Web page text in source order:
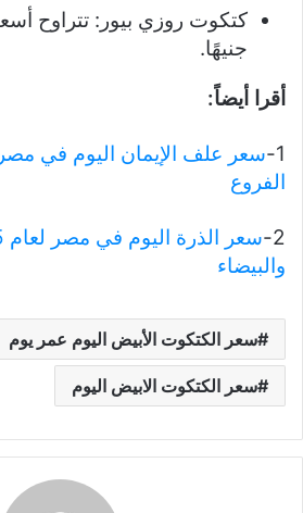
جنيهًا.
أقرا أيضاً:
1-
الفروع
2-
والبيضاء
سعر الكتكوت الأبيض اليوم عمر يوم
سعر الكتكوت الابيض اليوم